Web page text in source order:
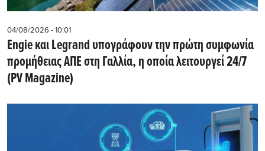
04/08/2026 - 10:01
Engie και Legrand υπογράφουν την πρώτη συμφωνία
προμήθειας ΑΠΕ στη Γαλλία, η οποία λειτουργεί 24/7
(PV Magazine)